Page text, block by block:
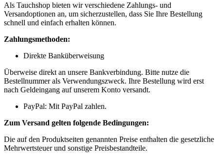
Als Tauchshop bieten wir verschiedene Zahlungs- und
Versandoptionen an, um sicherzustellen, dass Sie Ihre Bestellung
schnell und einfach erhalten können.
Zahlungsmethoden:
Direkte Banküberweisung
Überweise direkt an unsere Bankverbindung. Bitte nutze die
Bestellnummer als Verwendungszweck. Ihre Bestellung wird erst
nach Geldeingang auf unserem Konto versandt.
PayPal: Mit PayPal zahlen.
Zum Versand gelten folgende Bedingungen:
Die auf den Produktseiten genannten Preise enthalten die gesetzliche
Mehrwertsteuer und sonstige Preisbestandteile.